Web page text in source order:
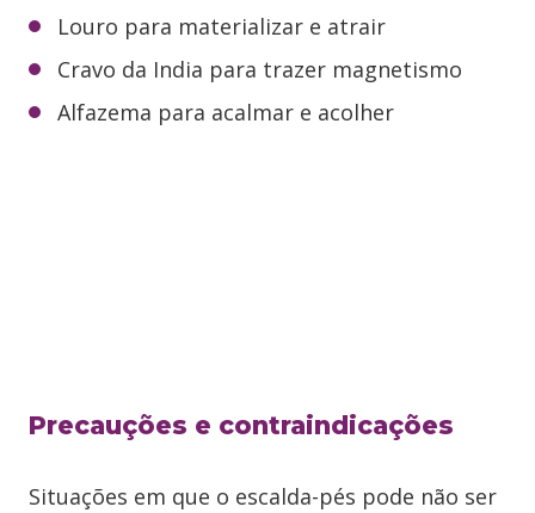
Louro para materializar e atrair
Cravo da India para trazer magnetismo
Alfazema para acalmar e acolher
Precauções e contraindicações
Situações em que o escalda-pés pode não ser